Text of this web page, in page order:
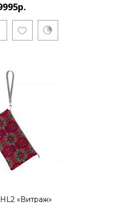
Дмитрий Кустанович, живет и
в Санкт-Петербурге. Является
нового стиля..
Дмитрий Кустанович, живет и
в Санкт-Петербурге. Является
«Витраж»